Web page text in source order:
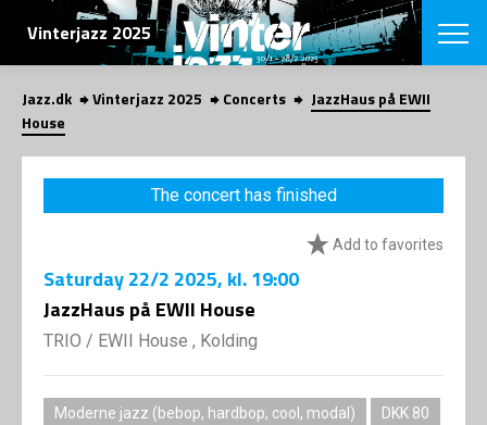
SEARCH
Vinterjazz 2025
Danish
CHOOSE
VINTERJAZZ
Themes
LOCATIONS
Privacy
Jazz.dk Vinterjazz 2025 Concerts
JazzHaus på EWII
House
The concert has finished
Add to favorites
Saturday22/2 2025, kl. 19:00
JazzHaus på EWII House
TRIO / EWII House , Kolding
Moderne jazz (bebop, hardbop, cool, modal) DKK 80